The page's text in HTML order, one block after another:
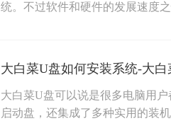
统。不过软件和硬件的发展速度
大白菜U盘如何安装系统-大
大白菜U盘可以说是很多电脑用
启动盘，还集成了多种实用的装